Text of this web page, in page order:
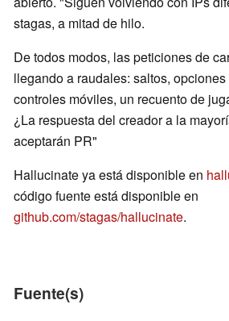
stagas, a mitad de hilo.
De todos modos, las peticiones de
llegando a raudales: saltos,
controles móviles, un recuento de
¿La respuesta del creador a la
aceptarán PR"
Hallucinate ya está disponible en
código fuente está disponible en
github.com/stagas/hallucinate.
Fuente(s)